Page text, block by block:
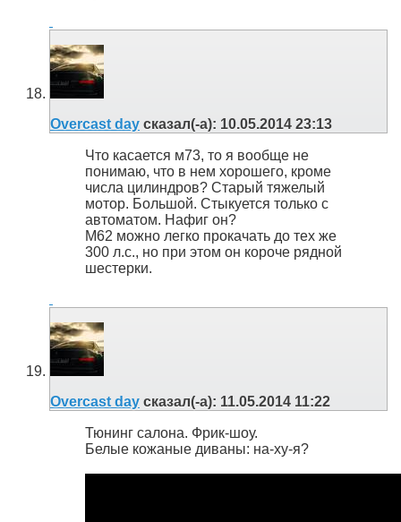
Overcast day сказал(-а): 10.05.2014 23:13
Что касается м73, то я вообще не
понимаю, что в нем хорошего, кроме
числа цилиндров? Старый тяжелый
мотор. Большой. Стыкуется только с
автоматом. Нафиг он?
М62 можно легко прокачать до тех же
300 л.с., но при этом он короче рядной
шестерки.
Overcast day сказал(-а): 11.05.2014 11:22
Тюнинг салона. Фрик-шоу.
Белые кожаные диваны: на-ху-я?